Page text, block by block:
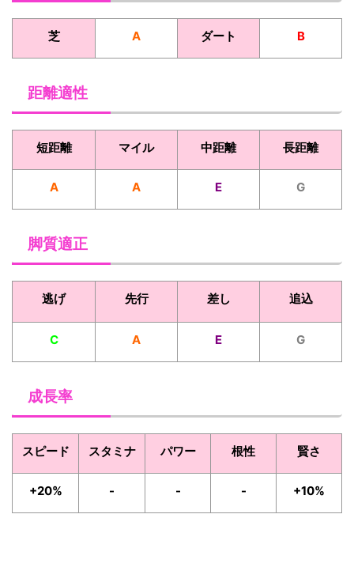
芝 A ダート B
距離適性
短距離 マイル 中距離 長距離
A A E G
脚質適正
逃げ 先行 差し 追込
C A E G
成長率
スピード スタミナ パワー 根性 賢さ
+20% - - - +10%